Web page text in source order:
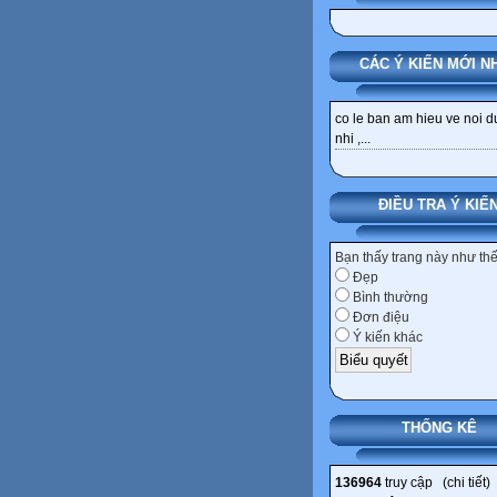
CÁC Ý KIẾN MỚI
co le ban am hieu ve noi
nhi ,...
ĐIỀU TRA Ý KIẾN
Bạn thấy trang này như
Đẹp
Bình thường
Đơn điệu
Ý kiến khác
THỐNG KÊ
136964 truy cập (chi tiết)